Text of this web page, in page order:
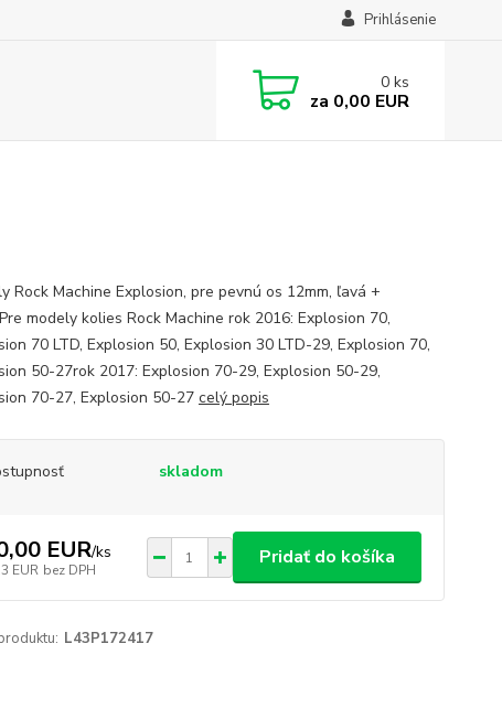
Prihlásenie
0 ks
za 0,00 EUR
Rock Machine Explosion, pre pevnú os 12mm, ľavá +
modely kolies Rock Machine rok 2016: Explosion 70,
70 LTD, Explosion 50, Explosion 30 LTD-29, Explosion 70,
50-27rok 2017: Explosion 70-29, Explosion 50-29,
70-27, Explosion 50-27 celý popis
skladom
EUR/ks
EUR bez DPH
Pridať do košíka
L43P172417